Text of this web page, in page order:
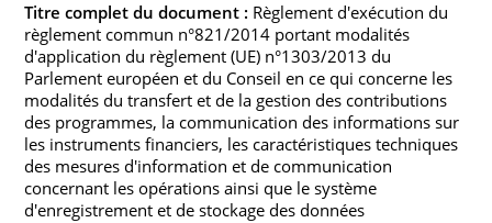
Titre complet du document : Règlement d'exécution du
règlement commun n°821/2014 portant modalités
d'application du règlement (UE) n°1303/2013 du
Parlement européen et du Conseil en ce qui concerne les
modalités du transfert et de la gestion des contributions
des programmes, la communication des informations sur
les instruments financiers, les caractéristiques techniques
des mesures d'information et de communication
concernant les opérations ainsi que le système
d'enregistrement et de stockage des données